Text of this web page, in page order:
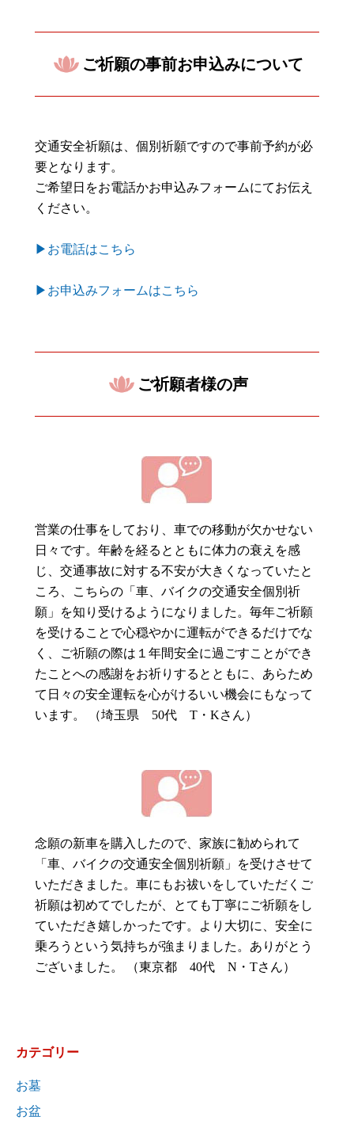
ご祈願の事前お申込みについて
交通安全祈願は、個別祈願ですので事前予約が必
要となります。
ご希望日をお電話かお申込みフォームにてお伝え
ください。
▶お電話はこちら
▶お申込みフォームはこちら
ご祈願者様の声
営業の仕事をしており、車での移動が欠かせない
日々です。年齢を経るとともに体力の衰えを感
じ、交通事故に対する不安が大きくなっていたと
ころ、こちらの「車、バイクの交通安全個別祈
願」を知り受けるようになりました。毎年ご祈願
を受けることで心穏やかに運転ができるだけでな
く、ご祈願の際は１年間安全に過ごすことができ
たことへの感謝をお祈りするとともに、あらため
て日々の安全運転を心がけるいい機会にもなって
います。 （埼玉県 50代 T・Kさん）
念願の新車を購入したので、家族に勧められて
「車、バイクの交通安全個別祈願」を受けさせて
いただきました。車にもお祓いをしていただくご
祈願は初めてでしたが、とても丁寧にご祈願をし
ていただき嬉しかったです。より大切に、安全に
乗ろうという気持ちが強まりました。ありがとう
ございました。 （東京都 40代 N・Tさん）
カテゴリー
お墓
お盆